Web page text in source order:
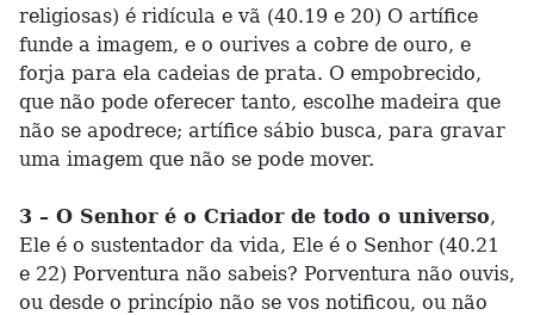
religiosas) é ridícula e vã (40.19 e 20) O artífice
funde a imagem, e o ourives a cobre de ouro, e
forja para ela cadeias de prata. O empobrecido,
que não pode oferecer tanto, escolhe madeira que
não se apodrece; artífice sábio busca, para gravar
uma imagem que não se pode mover.
3 – O Senhor é o Criador de todo o universo,
Ele é o sustentador da vida, Ele é o Senhor (40.21
e 22) Porventura não sabeis? Porventura não ouvis,
ou desde o princípio não se vos notificou, ou não